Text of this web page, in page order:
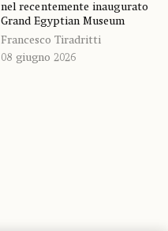
nel recentemente inaugurato
Grand Egyptian Museum
Francesco Tiradritti
08 giugno 2026